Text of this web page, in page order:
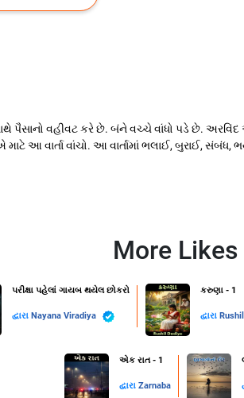
પૈસાનો વહીવટ કરે છે. બંને વચ્ચે વાંધો પડે છે.
આ વાર્તા વાંચો. આ વાર્તામાં ભલાઈ, બુરાઈ, સંબંધ,
More Likes
પરીક્ષા પહેલાં ગાયબ થયેલ છોકરો
દ્વારા Nayana Viradiya
કરુણા - 1
દ્વારા
એક રાત - 1
દ્વારા Zarnaba